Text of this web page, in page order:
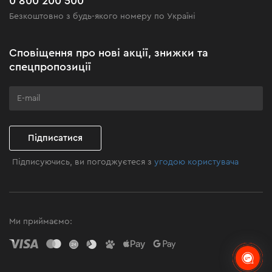
Чорна п'ятниця
Клуб майстерності
Безкоштовно з будь-якого номеру по Україні
Сповіщення про нові акції, знижки та
спецпропозиції
Підписатися
Підписуючись, ви погоджуєтеся зугодою користувача
Ми приймаємо: